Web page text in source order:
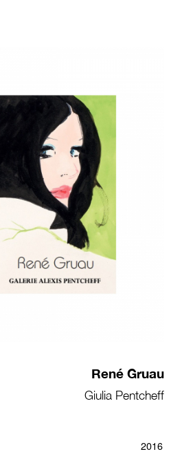
René Gruau
Giulia Pentcheff
2016